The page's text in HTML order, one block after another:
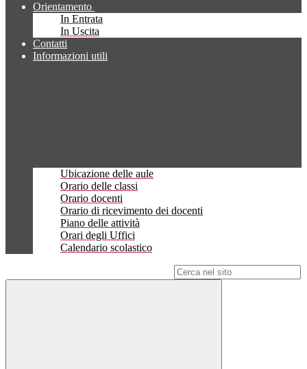
Orientamento
In Entrata
In Uscita
Contatti
Informazioni utili
Ubicazione delle aule
Orario delle classi
Orario docenti
Orario di ricevimento dei docenti
Piano delle attività
Orari degli Uffici
Calendario scolastico